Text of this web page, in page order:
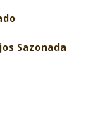
Sazonada